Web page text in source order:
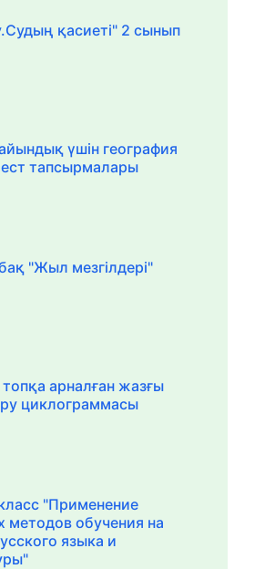
қасиеті" 2 сынып
үшін география
тапсырмалары
"Жыл мезгілдері"
арналған жазғы
циклограммасы
"Применение
методов обучения на
языка и